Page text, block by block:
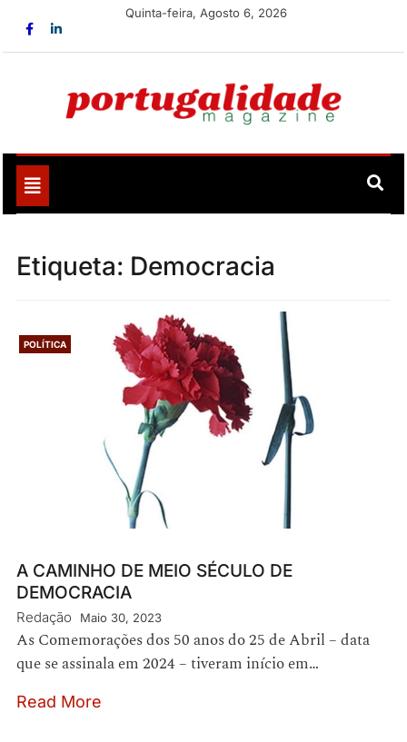
Quinta-feira, Agosto 6, 2026
Portugalidade
Toggle
navigation
Etiqueta: Democracia
POLÍTICA
A CAMINHO DE MEIO SÉCULO DE
DEMOCRACIA
Redação Maio 30, 2023
As Comemorações dos 50 anos do 25 de Abril – data
que se assinala em 2024 – tiveram início em…
Read More